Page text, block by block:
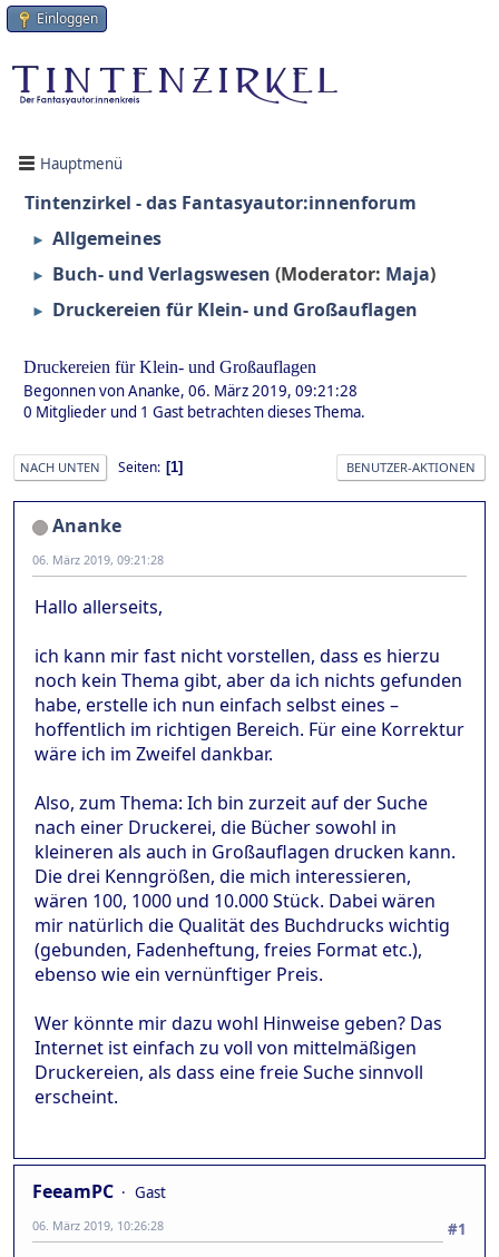
Einloggen
Hauptmenü
Tintenzirkel - das Fantasyautor:innenforum
► Allgemeines
► Buch- und Verlagswesen (Moderator: Maja)
► Druckereien für Klein- und Großauflagen
Druckereien für Klein- und Großauflagen
Begonnen von Ananke, 06. März 2019, 09:21:28
0 Mitglieder und 1 Gast betrachten dieses Thema.
NACH UNTEN Seiten 1 BENUTZER-AKTIONEN
Ananke
06. März 2019, 09:21:28
Hallo allerseits,
ich kann mir fast nicht vorstellen, dass es hierzu
noch kein Thema gibt, aber da ich nichts gefunden
habe, erstelle ich nun einfach selbst eines –
hoffentlich im richtigen Bereich. Für eine Korrektur
wäre ich im Zweifel dankbar.
Also, zum Thema: Ich bin zurzeit auf der Suche
nach einer Druckerei, die Bücher sowohl in
kleineren als auch in Großauflagen drucken kann.
Die drei Kenngrößen, die mich interessieren,
wären 100, 1000 und 10.000 Stück. Dabei wären
mir natürlich die Qualität des Buchdrucks wichtig
(gebunden, Fadenheftung, freies Format etc.),
ebenso wie ein vernünftiger Preis.
Wer könnte mir dazu wohl Hinweise geben? Das
Internet ist einfach zu voll von mittelmäßigen
Druckereien, als dass eine freie Suche sinnvoll
erscheint.
FeeamPC
Gast
#1
06. März 2019, 10:26:28